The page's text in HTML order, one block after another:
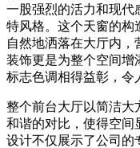
一股强烈的活力和现代
特风格。这个天窗的构
自然地洒落在大厅内
装饰更是为整个空间增
标志色调相得益彰，令
整个前台大厅以简洁大
和谐的对比，使得空间
设计不仅展示了公司的